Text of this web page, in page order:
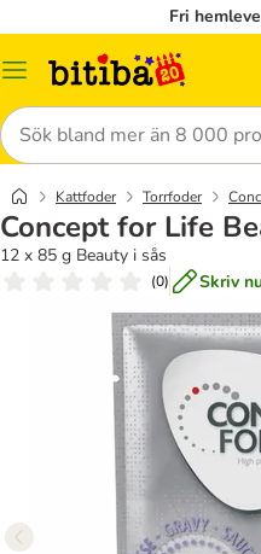
Fri
Meny
Sök
Kattfoder Torrfoder
Concept for Life
12 x 85 g Beauty i sås
(0) Skriv